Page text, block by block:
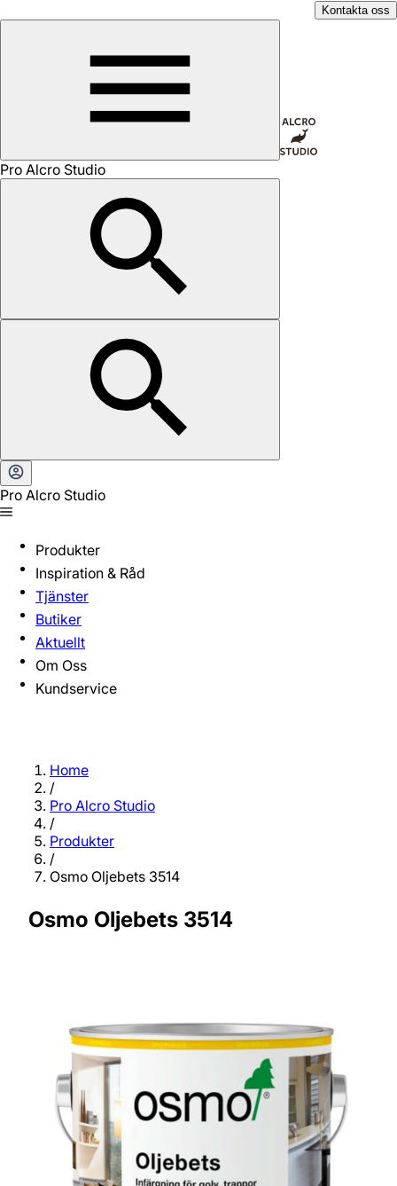
Kontakta oss
Pro Alcro Studio
Pro Alcro Studio
Produkter
Inspiration & Råd
Tjänster
Butiker
Aktuellt
Om Oss
Kundservice
Home
/
Pro Alcro Studio
/
Produkter
/
Osmo Oljebets 3514
Osmo Oljebets 3514